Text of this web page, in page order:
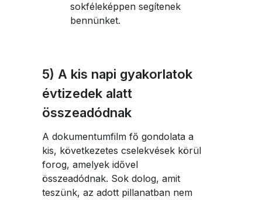
sokféleképpen segítenek
bennünket.
5) A kis napi gyakorlatok
évtizedek alatt
összeadódnak
A dokumentumfilm fő gondolata a
kis, következetes cselekvések körül
forog, amelyek idővel
összeadódnak. Sok dolog, amit
teszünk, az adott pillanatban nem